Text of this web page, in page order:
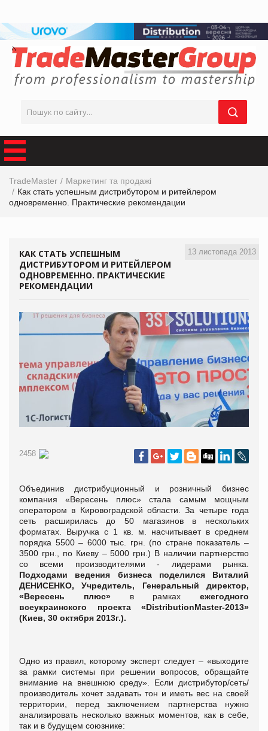
TradeMaster
Маркетинг та продажі
Как стать успешным дистрибутором и ритейлером
одновременно. Практические рекомендации
13 листопада 2013
КАК СТАТЬ УСПЕШНЫМ
ДИСТРИБУТОРОМ И РИТЕЙЛЕРОМ
ОДНОВРЕМЕННО. ПРАКТИЧЕСКИЕ
РЕКОМЕНДАЦИИ
2458
Объединив дистрибуционный и розничный бизнес
компания «Вересень плюс» стала самым мощным
оператором в Кировоградской области. За четыре года
сеть расширилась до 50 магазинов в нескольких
форматах. Выручка с 1 кв. м. насчитывает в среднем
порядка 5500 – 6000 тыс. грн. (по стране показатель –
3500 грн., по Киеву – 5000 грн.) В наличии партнерство
со всеми производителями - лидерами рынка.
Подходами ведения бизнеса поделился Виталий
ДЕНИСЕНКО, Учредитель, Генеральный директор,
«Вересень плюс» в рамках
ежегодного
всеукраинского проекта «DistributionMaster-2013»
(Киев, 30 октября 2013г.).
Одно из правил, которому эксперт следует – «выходите
за рамки системы при решении вопросов, обращайте
внимание на внешнюю среду». Если дистрибутор/сеть/
производитель хочет задавать тон и иметь вес на своей
территории, перед заключением партнерства нужно
анализировать несколько важных моментов, как в себе,
так и в будущем союзнике: